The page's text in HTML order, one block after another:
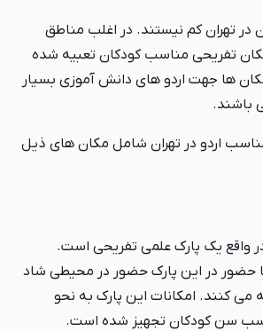
در تهران کم نیستند. در اغلب مناطق
تفریحی مناسب کودکان تعبیه شده
ها جهت اردو های دانش آموزی بسیار
باشند.
اردو در تهران شامل مکان های ذیل
واقع یک پارک علمی تفریحی است.
حضور در این پارک حضور در محیطی شاد
می کنند. امکانات این پارک به نحو
سن کودکان تجهیز شده است.